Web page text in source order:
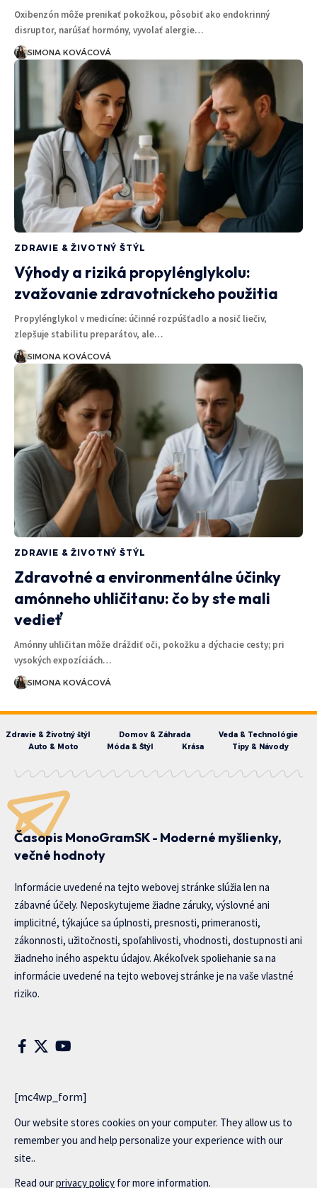
Oxibenzón môže prenikať pokožkou, pôsobiť ako endokrinný
disruptor, narúšať hormóny, vyvolať alergie…
SIMONA KOVÁCOVÁ
ZDRAVIE & ŽIVOTNÝ ŠTÝL
Výhody a riziká propylénglykolu:
zvažovanie zdravotníckeho použitia
Propylénglykol v medicíne: účinné rozpúšťadlo a nosič liečiv,
zlepšuje stabilitu preparátov, ale…
SIMONA KOVÁCOVÁ
ZDRAVIE & ŽIVOTNÝ ŠTÝL
Zdravotné a environmentálne účinky
amónneho uhličitanu: čo by ste mali
vedieť
Amónny uhličitan môže dráždiť oči, pokožku a dýchacie cesty; pri
vysokých expozíciách…
SIMONA KOVÁCOVÁ
Zdravie & Životný štýl Domov & Záhrada
Veda & Technológie
Auto & Moto
Móda & Štýl Krása Tipy & Návody
Časopis MonoGramSK - Moderné myšlienky,
večné hodnoty
Informácie uvedené na tejto webovej stránke slúžia len na
zábavné účely. Neposkytujeme žiadne záruky, výslovné ani
implicitné, týkajúce sa úplnosti, presnosti, primeranosti,
zákonnosti, užitočnosti, spoľahlivosti, vhodnosti, dostupnosti ani
žiadneho iného aspektu údajov. Akékoľvek spoliehanie sa na
informácie uvedené na tejto webovej stránke je na vaše vlastné
riziko.
[mc4wp_form]
Our website stores cookies on your computer. They allow us to
remember you and help personalize your experience with our
site..
Read ourprivacy policy for more information.